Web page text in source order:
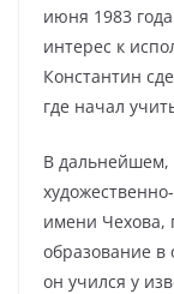
июня 1983
интерес к
Константин
где начал
В дальнейшем,
имени Чехова,
образование в
он учился у